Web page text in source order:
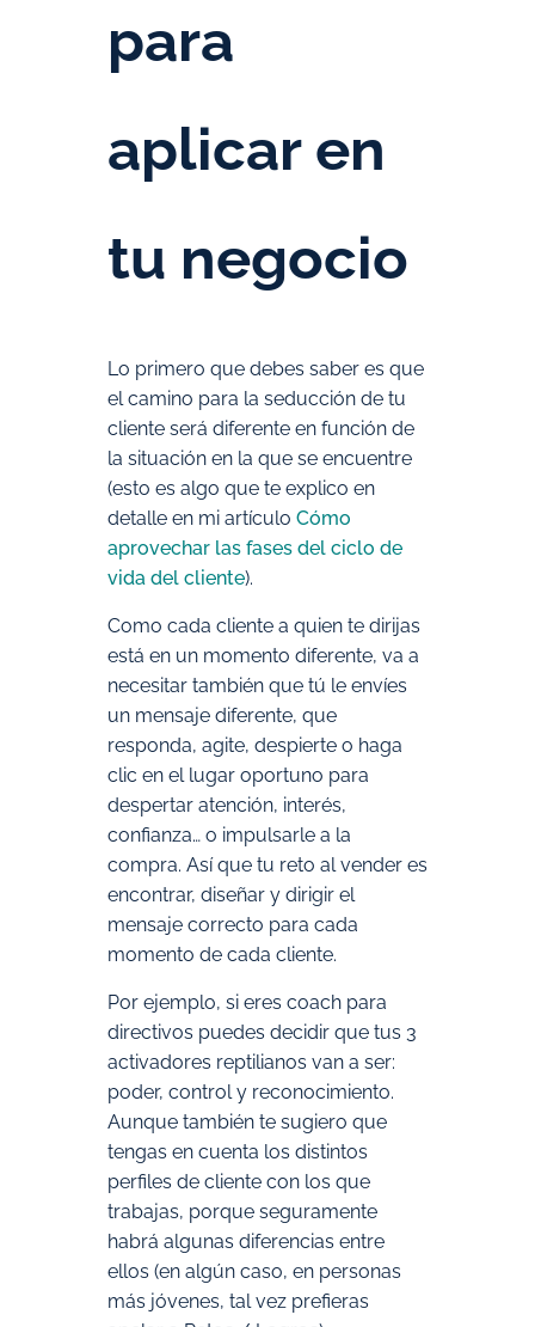
para
aplicar en
tu negocio
Lo primero que debes saber es que
el camino para la seducción de tu
cliente será diferente en función de
la situación en la que se encuentre
(esto es algo que te explico en
detalle en mi artículo Cómo
aprovechar las fases del ciclo de
vida del cliente).
Como cada cliente a quien te dirijas
está en un momento diferente, va a
necesitar también que tú le envíes
un mensaje diferente, que
responda, agite, despierte o haga
clic en el lugar oportuno para
despertar atención, interés,
confianza… o impulsarle a la
compra. Así que tu reto al vender es
encontrar, diseñar y dirigir el
mensaje correcto para cada
momento de cada cliente.
Por ejemplo, si eres coach para
directivos puedes decidir que tus 3
activadores reptilianos van a ser:
poder, control y reconocimiento.
Aunque también te sugiero que
tengas en cuenta los distintos
perfiles de cliente con los que
trabajas, porque seguramente
habrá algunas diferencias entre
ellos (en algún caso, en personas
más jóvenes, tal vez prefieras